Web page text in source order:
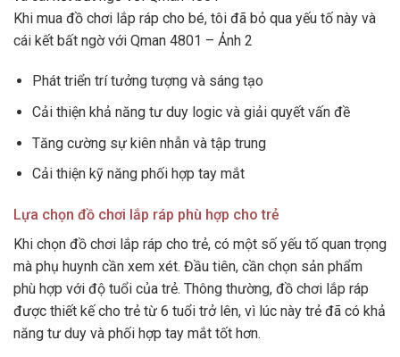
Khi mua đồ chơi lắp ráp cho bé, tôi đã bỏ qua yếu tố này và
cái kết bất ngờ với Qman 4801 – Ảnh 2
Phát triển trí tưởng tượng và sáng tạo
Cải thiện khả năng tư duy logic và giải quyết vấn đề
Tăng cường sự kiên nhẫn và tập trung
Cải thiện kỹ năng phối hợp tay mắt
Lựa chọn đồ chơi lắp ráp phù hợp cho trẻ
Khi chọn đồ chơi lắp ráp cho trẻ, có một số yếu tố quan trọng
mà phụ huynh cần xem xét. Đầu tiên, cần chọn sản phẩm
phù hợp với độ tuổi của trẻ. Thông thường, đồ chơi lắp ráp
được thiết kế cho trẻ từ 6 tuổi trở lên, vì lúc này trẻ đã có khả
năng tư duy và phối hợp tay mắt tốt hơn.